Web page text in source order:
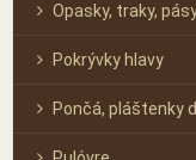
Opasky, traky,
Pokrývky hlavy
Pončá, pláštenky